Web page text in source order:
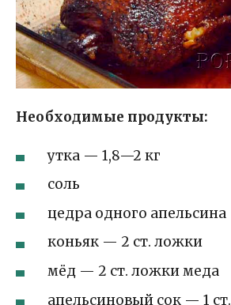
Необходимые продукты:
утка — 1,8—2 кг
соль
цедра одного апельсина
коньяк — 2 ст. ложки
мёд — 2 ст. ложки меда
апельсиновый сок — 1 ст.